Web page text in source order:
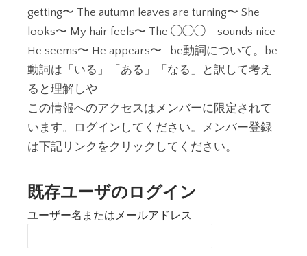
getting〜 The autumn leaves are turning〜 She
looks〜 My hair feels〜 The ◯◯◯ sounds nice
He seems〜 He appears〜 be動詞について。be
動詞は「いる」「ある」「なる」と訳して考え
ると理解しや
この情報へのアクセスはメンバーに限定されて
います。ログインしてください。メンバー登録
は下記リンクをクリックしてください。
既存ユーザのログイン
ユーザー名またはメールアドレス